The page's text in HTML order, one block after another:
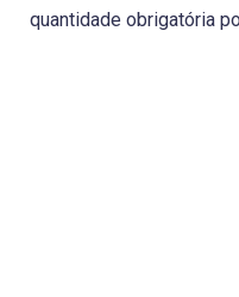
quantidade obrigatória